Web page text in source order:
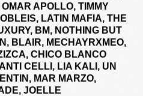
APOLLO, TIMMY
LATIN MAFIA, THE
BM, NOTHING BUT
BLAIR, MECHAYRXMEO,
CHICO BLANCO
CELLI, LIA KALI, UN
MAR MARZO,
JOELLE